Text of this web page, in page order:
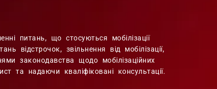
питань, що стосуються мобілізації
відстрочок, звільнення від мобілізації,
законодавства щодо мобілізаційних
та надаючи кваліфіковані консультації.